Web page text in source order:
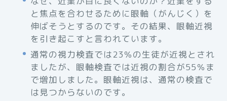
と焦点を合わせるために眼軸（がんじく）を
伸ばそうとするのです。その結果、眼軸近視
を引き起こすと言われています。
通常の視力検査では23％の生徒が近視とされ
ましたが、眼軸検査では近視の割合が55％ま
で増加しました。眼軸近視は、通常の検査で
は見つからないのです。